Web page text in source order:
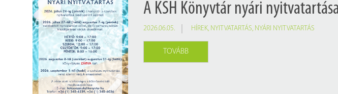
A KSH Könyvtár nyári
2026.06.05. HÍREK, NYITVATARTÁS, NYÁRI NYITVATARTÁS
TOVÁBB